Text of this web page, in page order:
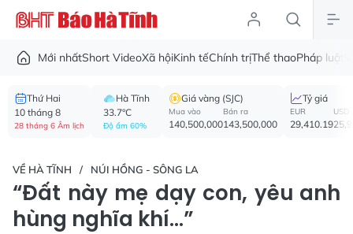
Mới nhấtShort VideoXã hộiKinh tếChính trịThể thaoPháp luật
Thứ Hai
10 tháng 8
28 tháng 6 Âm lịch
Hà Tĩnh
33.7°C
Độ ẩm 60%
Giá vàng (SJC)
Mua vào
140,500,000
Bán ra
143,500,000
Tỷ giá
EUR
29,410.19
USD
VỀ HÀ TĨNH NÚI HỒNG - SÔNG LA
“Đất này mẹ dạy con, yêu anh
hùng nghĩa khí…”